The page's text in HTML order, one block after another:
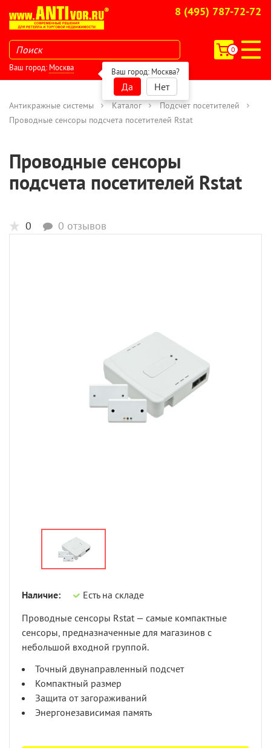
8 (495) 787-72-72
0
Ваш город: Москва Ваш город: Москва?
Да Нет
Антикражные системы Каталог
Подсчет посетителей
Проводные сенсоры подсчета посетителей Rstat
Проводные сенсоры
подсчета посетителей Rstat
0 0 отзывов
Наличие:
Есть на складе
Проводные сенсоры Rstat — самые компактные
сенсоры, предназначенные для магазинов с
небольшой входной группой.
Точный двунаправленный подсчет
Компактный размер
Защита от загораживаний
Энергонезависимая память